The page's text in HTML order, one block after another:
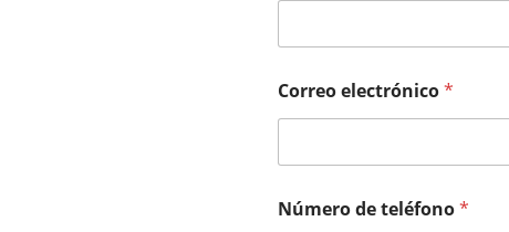
Correo electrónico*
Número de teléfono*